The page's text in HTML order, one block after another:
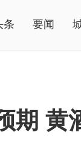
条 要闻
期 黄